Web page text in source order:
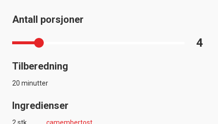
Antall porsjoner
4
Tilberedning
20 minutter
Ingredienser